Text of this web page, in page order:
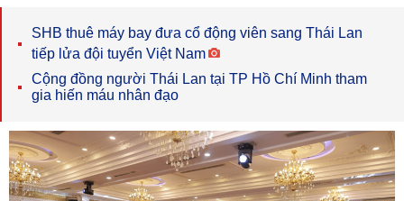
SHB thuê máy bay đưa cổ động viên sang Thái Lan
tiếp lửa đội tuyển Việt Nam
Cộng đồng người Thái Lan tại TP Hồ Chí Minh tham
gia hiến máu nhân đạo